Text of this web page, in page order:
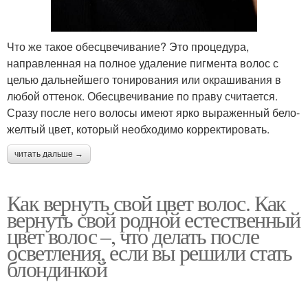
Что же такое обесцвечивание? Это процедура,
направленная на полное удаление пигмента волос с
целью дальнейшего тонирования или окрашивания в
любой оттенок. Обесцвечивание по праву считается.
Сразу после него волосы имеют ярко выраженный бело-
желтый цвет, который необходимо корректировать.
читать дальше →
Как вернуть свой цвет волос. Как
вернуть свой родной естественный
цвет волос –, что делать после
осветления, если вы решили стать
блондинкой